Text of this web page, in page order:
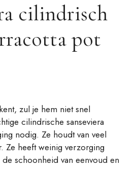
cilindrisch
pot
zul je hem niet snel
cilindrische sanseviera
nodig. Ze houdt van veel
Ze heeft weinig verzorging
schoonheid van eenvoud en